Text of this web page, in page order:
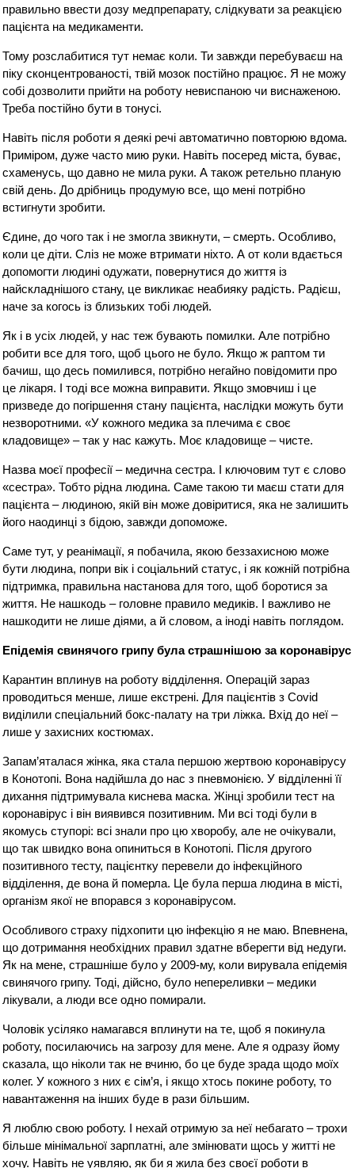
правильно ввести дозу медпрепарату, слідкувати за реакцією
пацієнта на медикаменти.
Тому розслабитися тут немає коли. Ти завжди перебуваєш на
піку сконцентрованості, твій мозок постійно працює. Я не можу
собі дозволити прийти на роботу невиспаною чи виснаженою.
Треба постійно бути в тонусі.
Навіть після роботи я деякі речі автоматично повторюю вдома.
Приміром, дуже часто мию руки. Навіть посеред міста, буває,
схаменусь, що давно не мила руки. А також ретельно планую
свій день. До дрібниць продумую все, що мені потрібно
встигнути зробити.
Єдине, до чого так і не змогла звикнути, – смерть. Особливо,
коли це діти. Сліз не може втримати ніхто. А от коли вдається
допомогти людині одужати, повернутися до життя із
найскладнішого стану, це викликає неабияку радість. Радієш,
наче за когось із близьких тобі людей.
Як і в усіх людей, у нас теж бувають помилки. Але потрібно
робити все для того, щоб цього не було. Якщо ж раптом ти
бачиш, що десь помилився, потрібно негайно повідомити про
це лікаря. І тоді все можна виправити. Якщо змовчиш і це
призведе до погіршення стану пацієнта, наслідки можуть бути
незворотними. «У кожного медика за плечима є своє
кладовище» – так у нас кажуть. Моє кладовище – чисте.
Назва моєї професії – медична сестра. І ключовим тут є слово
«сестра». Тобто рідна людина. Саме такою ти маєш стати для
пацієнта – людиною, якій він може довіритися, яка не залишить
його наодинці з бідою, завжди допоможе.
Саме тут, у реанімації, я побачила, якою беззахисною може
бути людина, попри вік і соціальний статус, і як кожній потрібна
підтримка, правильна настанова для того, щоб боротися за
життя. Не нашкодь – головне правило медиків. І важливо не
нашкодити не лише діями, а й словом, а іноді навіть поглядом.
Епідемія свинячого грипу була страшнішою за коронавірус
Карантин вплинув на роботу відділення. Операцій зараз
проводиться менше, лише екстрені. Для пацієнтів з Covid
виділили спеціальний бокс-палату на три ліжка. Вхід до неї –
лише у захисних костюмах.
Запам’яталася жінка, яка стала першою жертвою коронавірусу
в Конотопі. Вона надійшла до нас з пневмонією. У відділенні її
дихання підтримувала киснева маска. Жінці зробили тест на
коронавірус і він виявився позитивним. Ми всі тоді були в
якомусь ступорі: всі знали про цю хворобу, але не очікували,
що так швидко вона опиниться в Конотопі. Після другого
позитивного тесту, пацієнтку перевели до інфекційного
відділення, де вона й померла. Це була перша людина в місті,
організм якої не впорався з коронавірусом.
Особливого страху підхопити цю інфекцію я не маю. Впевнена,
що дотримання необхідних правил здатне вберегти від недуги.
Як на мене, страшніше було у 2009-му, коли вирувала епідемія
свинячого грипу. Тоді, дійсно, було непереливки – медики
лікували, а люди все одно помирали.
Чоловік усіляко намагався вплинути на те, щоб я покинула
роботу, посилаючись на загрозу для мене. Але я одразу йому
сказала, що ніколи так не вчиню, бо це буде зрада щодо моїх
колег. У кожного з них є сім’я, і якщо хтось покине роботу, то
навантаження на інших буде в рази більшим.
Я люблю свою роботу. І нехай отримую за неї небагато – трохи
більше мінімальної зарплатні, але змінювати щось у житті не
хочу. Навіть не уявляю, як би я жила без своєї роботи в